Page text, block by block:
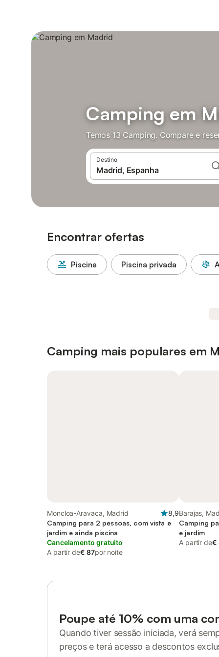
Camping em
Temos 13 Camping. Compare e
Destino
Encontrar ofertas
Piscina Piscina privada
Camping mais populares em
Moncloa-Aravaca, Madrid
8,9
Camping para 2 pessoas, com vista e
jardim e ainda piscina
Cancelamento gratuito
A partir de€ 87por noite
Barajas,
Camping
e jardim
A partir de€
Poupe até 10% com uma
Quando tiver sessão iniciada, verá
preços e terá acesso a descontos